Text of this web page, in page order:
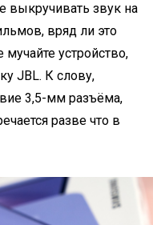
выкручивать звук на
вряд ли это
устройство,
JBL. К слову,
3,5-мм разъёма,
разве что в